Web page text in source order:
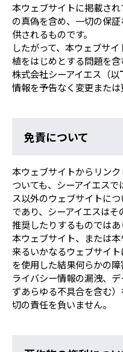
本ウェブサイトに掲載さ
の真偽を含め、一切の保
供されるものです。
したがって、本ウェブサ
植をはじめとする問題を含
株式会社シーアイエス（
情報を予告なく変更または
免責について
本ウェブサイトからリン
ついても、シーアイエス
ス以外のウェブサイトに
であり、シーアイエスは
推奨したりするものではあ
本ウェブサイト、または
来るいかなるウェブサイ
を使用した結果何らかの
ライバシー情報の漏洩、
ずあらゆる不具合を含む
切の責任を負いません。